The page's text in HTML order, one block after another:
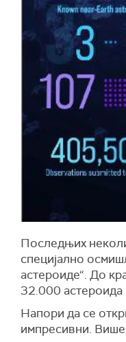
Последњих
специјално
астероиде“. До
32.000
Напори да се
импресивни.